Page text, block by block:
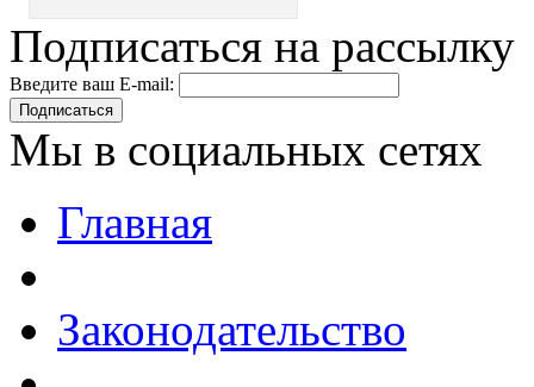
Подписаться на рассылку
Введите ваш E-mail:
Подписаться
Мы в социальных сетях
Главная
Законодательство